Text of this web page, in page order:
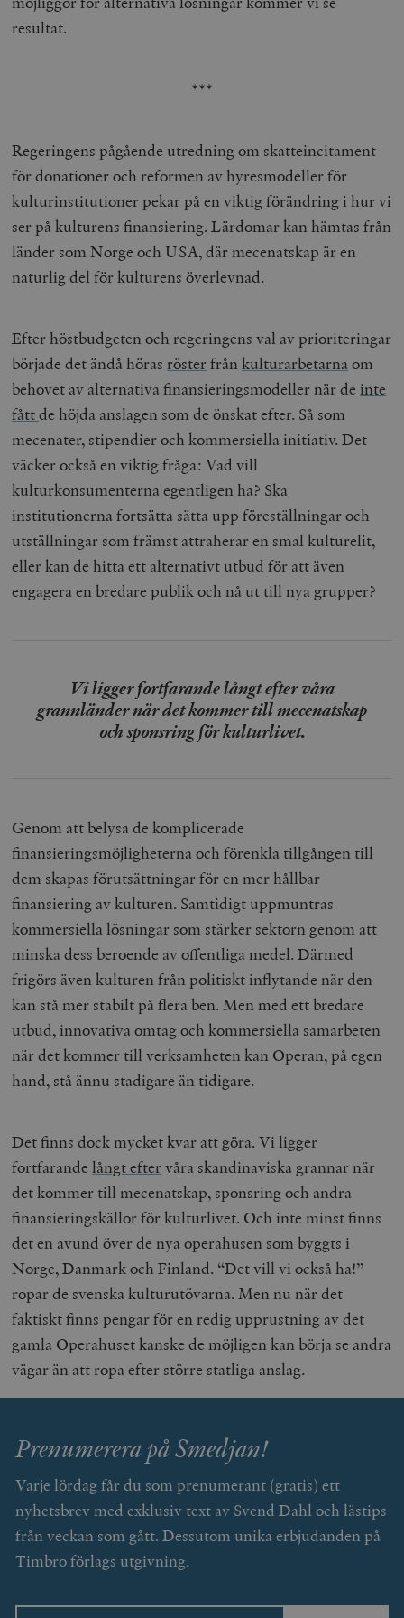
resultat.
***
Regeringens pågående utredning om skatteincitament
för donationer och reformen av hyresmodeller för
kulturinstitutioner pekar på en viktig förändring i hur vi
ser på kulturens finansiering. Lärdomar kan hämtas från
länder som Norge och USA, där mecenatskap är en
naturlig del för kulturens överlevnad.
Efter höstbudgeten och regeringens val av prioriteringar
började det ändå hörasrösterfrånkulturarbetarna om
behovet av alternativa finansieringsmodeller när deinte
fåttde höjda anslagen som de önskat efter. Så som
mecenater, stipendier och kommersiella initiativ. Det
väcker också en viktig fråga: Vad vill
kulturkonsumenterna egentligen ha? Ska
institutionerna fortsätta sätta upp föreställningar och
utställningar som främst attraherar en smal kulturelit,
eller kan de hitta ett alternativt utbud för att även
engagera en bredare publik och nå ut till nya grupper?
Vi ligger fortfarande långt efter våra
grannländer när det kommer till mecenatskap
och sponsring för kulturlivet.
Genom att belysa de komplicerade
finansieringsmöjligheterna och förenkla tillgången till
dem skapas förutsättningar för en mer hållbar
finansiering av kulturen. Samtidigt uppmuntras
kommersiella lösningar som stärker sektorn genom att
minska dess beroende av offentliga medel. Därmed
frigörs även kulturen från politiskt inflytande när den
kan stå mer stabilt på flera ben. Men med ett bredare
utbud, innovativa omtag och kommersiella samarbeten
när det kommer till verksamheten kan Operan, på egen
hand, stå ännu stadigare än tidigare.
Det finns dock mycket kvar att göra. Vi ligger
fortfarandelångt eftervåra skandinaviska grannar när
det kommer till mecenatskap, sponsring och andra
finansieringskällor för kulturlivet. Och inte minst finns
det en avund över de nya operahusen som byggts i
Norge, Danmark och Finland. “Det vill vi också ha!”
ropar de svenska kulturutövarna. Men nu när det
faktiskt finns pengar för en redig upprustning av det
gamla Operahuset kanske de möjligen kan börja se andra
vägar än att ropa efter större statliga anslag.
Prenumerera på Smedjan!
Varje lördag får du som prenumerant (gratis) ett
nyhetsbrev med exklusiv text av Svend Dahl och lästips
från veckan som gått. Dessutom unika erbjudanden på
Timbro förlags utgivning.